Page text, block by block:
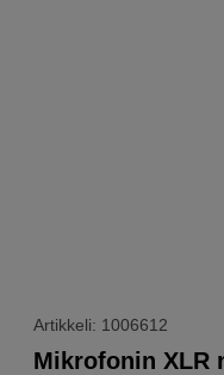
Artikkeli: 1006612
Mikrofonin XLR